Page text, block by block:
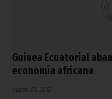
Guinea Ecuatorial
economía africana
marzo 01, 2012